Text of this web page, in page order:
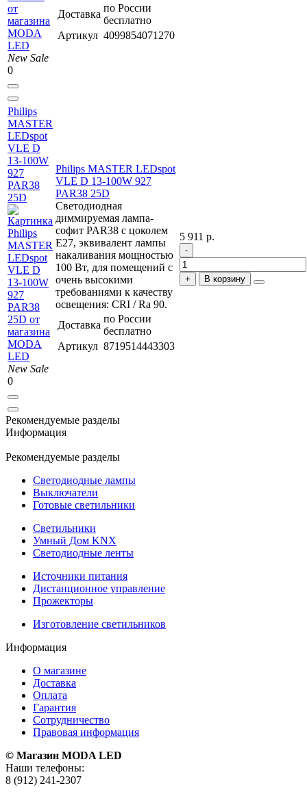
New Sale
0
Доставка
по России
бесплатно
Артикул 4099854071270
Philips
MASTER
LEDspot
VLE D
13-100W
927
PAR38
25D
New Sale
0
Philips MASTER LEDspot
VLE D 13-100W 927
PAR38 25D
Светодиодная
диммируемая лампа-
софит PAR38 с цоколем
E27, эквивалент лампы
накаливания мощностью
100 Вт, для помещений с
очень высокими
требованиями к качеству
освещения: CRI / Ra 90.
Доставка
по России
бесплатно
Артикул 8719514443303
5 911 р.
В корзину
Рекомендуемые разделы
Информация
Рекомендуемые разделы
Светодиодные лампы
Выключатели
Готовые светильники
Светильники
Умный Дом KNX
Светодиодные ленты
Источники питания
Дистанционное управление
Прожекторы
Изготовление светильников
Информация
О магазине
Доставка
Оплата
Гарантия
Сотрудничество
Правовая информация
© Магазин MODA LED
Наши телефоны:
8 (912) 241-2307